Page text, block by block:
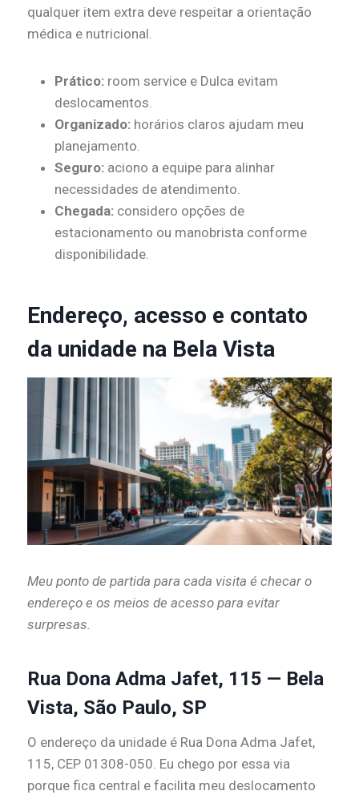
qualquer item extra deve respeitar a orientação
médica e nutricional.
Prático: room service e Dulca evitam
deslocamentos.
Organizado: horários claros ajudam meu
planejamento.
Seguro: aciono a equipe para alinhar
necessidades de atendimento.
Chegada: considero opções de
estacionamento ou manobrista conforme
disponibilidade.
Endereço, acesso e contato
da unidade na Bela Vista
Meu ponto de partida para cada visita é checar o
endereço e os meios de acesso para evitar
surpresas.
Rua Dona Adma Jafet, 115 — Bela
Vista, São Paulo, SP
O endereço da unidade é Rua Dona Adma Jafet,
115, CEP 01308-050. Eu chego por essa via
porque fica central e facilita meu deslocamento